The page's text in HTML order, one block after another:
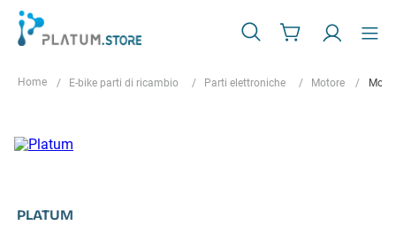
E-bike parti di ricambio Parti elettroniche Motore
PLATUM